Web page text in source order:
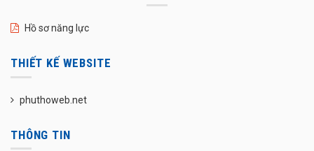
Hồ sơ năng lực
THIẾT KẾ WEBSITE
phuthoweb.net
THÔNG TIN